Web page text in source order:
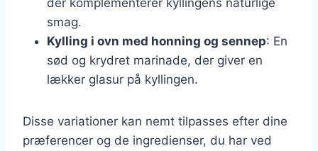
smag.
Kylling i ovn med honning og sennep: En
sød og krydret marinade, der giver en
lækker glasur på kyllingen.
Disse variationer kan nemt tilpasses efter dine
præferencer og de ingredienser, du har ved